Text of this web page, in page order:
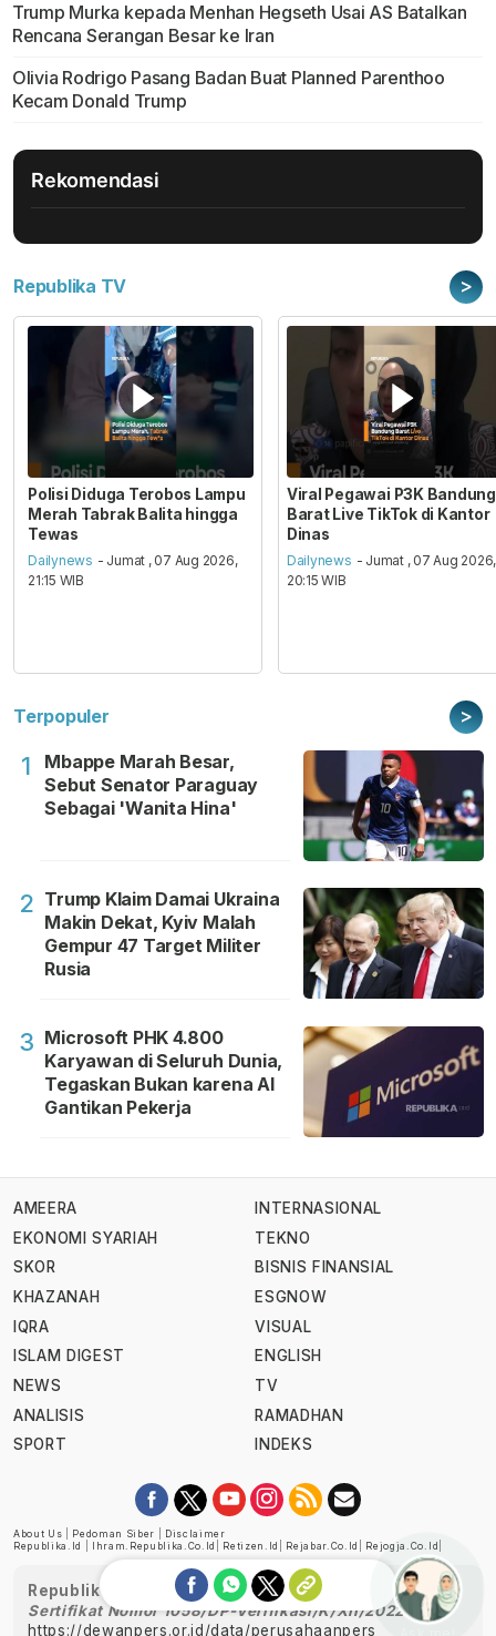
Trump Murka kepada Menhan Hegseth Usai AS Batalkan
Rencana Serangan Besar ke Iran
Olivia Rodrigo Pasang Badan Buat Planned Parenthoo
Kecam Donald Trump
Rekomendasi
Republika TV >
Polisi Diduga Terobos Lampu
Merah Tabrak Balita hingga
Tewas
Dailynews - Jumat , 07 Aug 2026,
21:15 WIB
Viral Pegawai P3K Bandung
Barat Live TikTok di Kantor
Dinas
Dailynews - Jumat , 07 Aug 2026,
20:15 WIB
Terpopuler >
1
Mbappe Marah Besar,
Sebut Senator Paraguay
Sebagai 'Wanita Hina'
2 Trump Klaim Damai Ukraina
Makin Dekat, Kyiv Malah
Gempur 47 Target Militer
Rusia
3 Microsoft PHK 4.800
Karyawan di Seluruh Dunia,
Tegaskan Bukan karena AI
Gantikan Pekerja
AMEERA
EKONOMI SYARIAH
SKOR
KHAZANAH
IQRA
ISLAM DIGEST
NEWS
ANALISIS
SPORT
INTERNASIONAL
TEKNO
BISNIS FINANSIAL
ESGNOW
VISUAL
ENGLISH
TV
RAMADHAN
INDEKS
About Us Pedoman Siber
Disclaimer
Republika.id
Ihram.republika.co.id Retizen.id Rejabar.co.id Rejogja.co.id
Republika telah diverifikasi oleh Dewan Pers
Sertifikat Nomor 1058/DP-Verifikasi/K/XII/2022
https://dewanpers.or.id/data/perusahaanpers